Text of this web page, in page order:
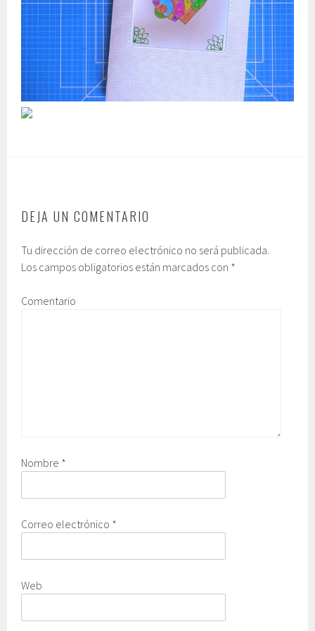
DEJA UN COMENTARIO
Tu dirección de correo electrónico no será publicada.
Los campos obligatorios están marcados con *
Comentario
Nombre *
Correo electrónico *
Web